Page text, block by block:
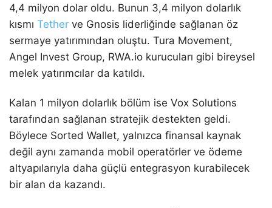
4,4 milyon dolar oldu. Bunun 3,4 milyon dolarlık
kısmı Tether ve Gnosis liderliğinde sağlanan öz
sermaye yatırımından oluştu. Tura Movement,
Angel Invest Group, RWA.io kurucuları gibi bireysel
melek yatırımcılar da katıldı.
Kalan 1 milyon dolarlık bölüm ise Vox Solutions
tarafından sağlanan stratejik destekten geldi.
Böylece Sorted Wallet, yalnızca finansal kaynak
değil aynı zamanda mobil operatörler ve ödeme
altyapılarıyla daha güçlü entegrasyon kurabilecek
bir alan da kazandı.